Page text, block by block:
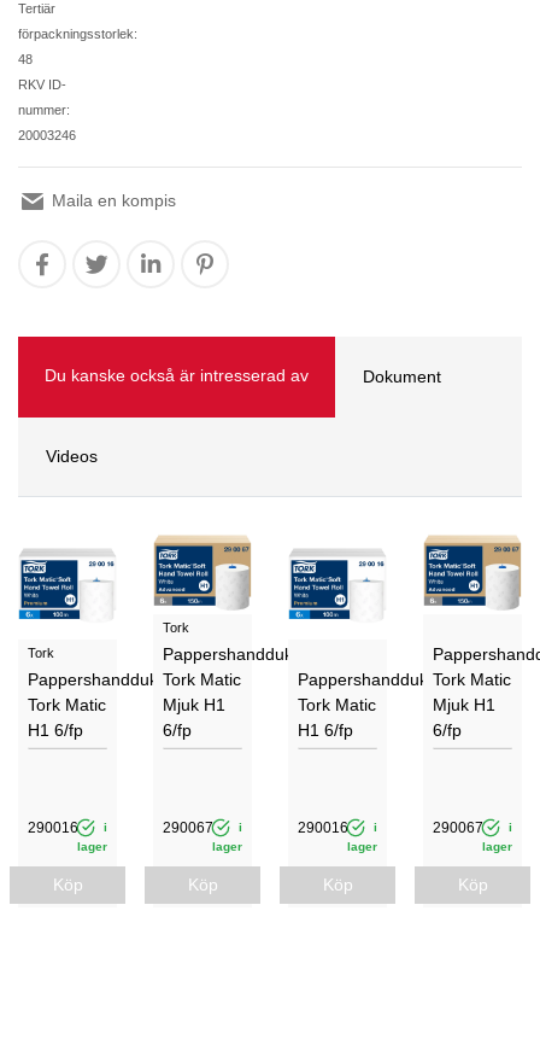
Tertiär
förpackningsstorlek:
48
RKV ID-
nummer:
20003246
Maila en kompis
Du kanske också är intresserad av Dokument
Videos
Tork
Pappershanddukar
Tork Matic
H1 6/fp
290016
i
lager
Köp
Tork
Pappershanddukar
Tork Matic
Mjuk H1
6/fp
290067
i
lager
Köp
Pappershanddukar
Tork Matic
H1 6/fp
290016
i
lager
Köp
Tork Matic
Mjuk H1
6/fp
290067
i
lager
Köp